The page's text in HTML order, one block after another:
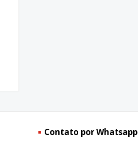
Contato por Whatsapp